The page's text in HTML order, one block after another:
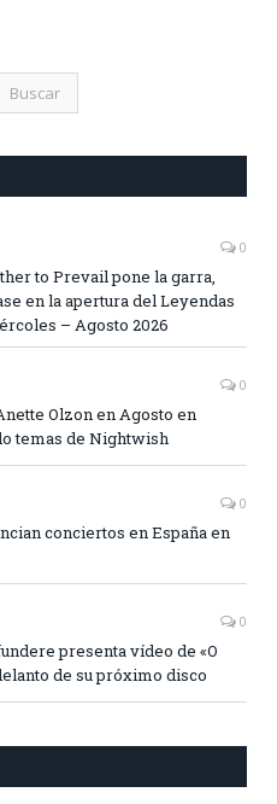
0
to Prevail pone la garra,
en la apertura del Leyendas
– Agosto 2026
0
Olzon en Agosto en
temas de Nightwish
0
conciertos en España en
0
presenta vídeo de «O
de su próximo disco